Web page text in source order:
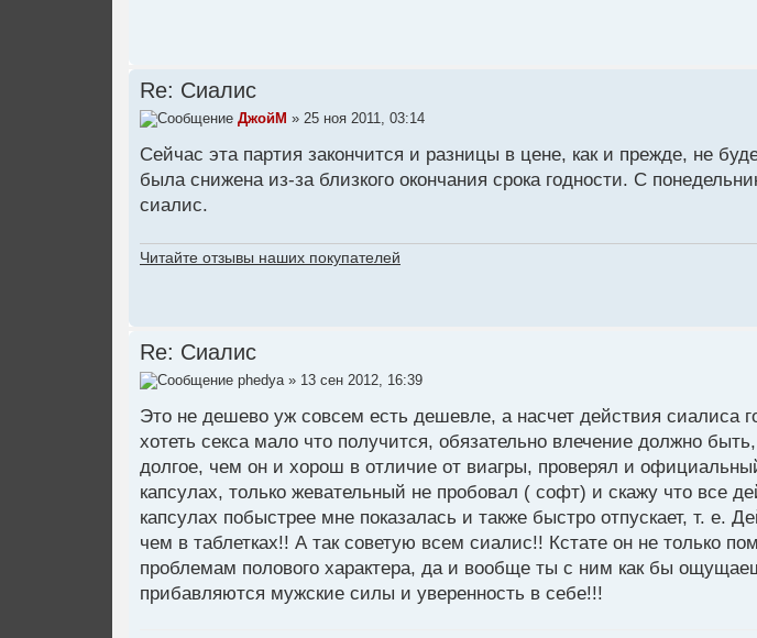
Re: Сиалис
ДжойМ » 25 ноя 2011, 03:14
Сейчас эта партия закончится и разницы в цене, как и прежде, не
была снижена из-за близкого окончания срока годности. С
сиалис.
Читайте отзывы наших покупателей
Re: Сиалис
phedya» 13 сен 2012, 16:39
Это не дешево уж совсем есть дешевле, а насчет действия сиалиса
хотеть секса мало что получится, обязательно влечение должно
долгое, чем он и хорош в отличие от виагры, проверял и
капсулах, только жевательный не пробовал ( софт) и скажу что все
капсулах побыстрее мне показалась и также быстро отпускает, т. е.
чем в таблетках!! А так советую всем сиалис!! Кстате он не только
проблемам полового характера, да и вообще ты с ним как бы
прибавляются мужские силы и уверенность в себе!!!